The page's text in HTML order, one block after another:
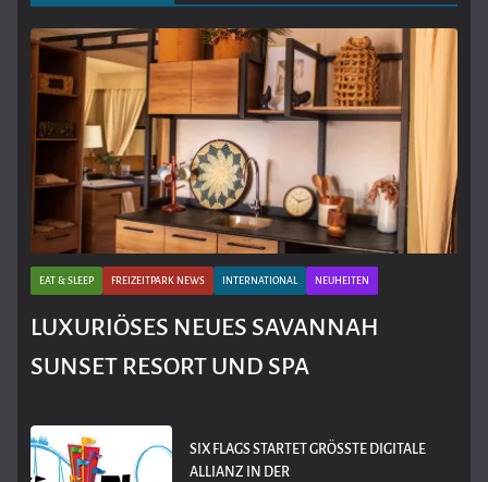
EAT & SLEEP FREIZEITPARK NEWS INTERNATIONAL NEUHEITEN
LUXURIÖSES NEUES SAVANNAH
SUNSET RESORT UND SPA
SIX FLAGS STARTET GRÖSSTE DIGITALE A
LLIANZ IN DER F